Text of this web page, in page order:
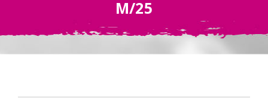
M/25